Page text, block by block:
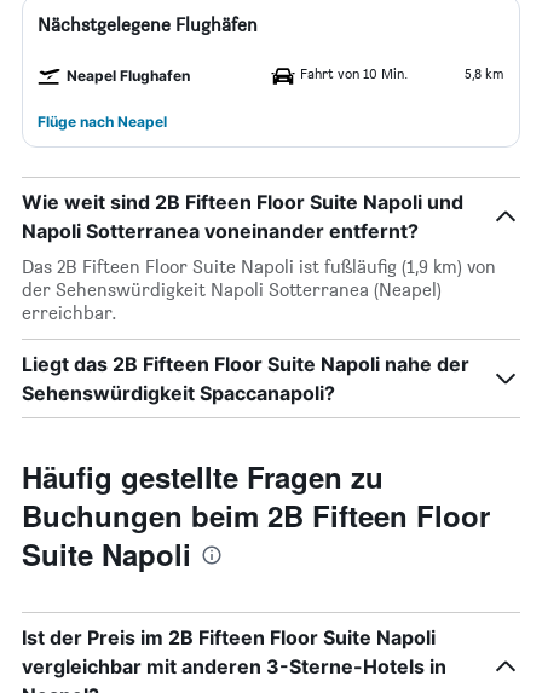
Nächstgelegene Flughäfen
Neapel Flughafen Fahrt von 10 Min. 5,8 km
Flüge nach Neapel
Wie weit sind 2B Fifteen Floor Suite Napoli und
Napoli Sotterranea voneinander entfernt?
Das 2B Fifteen Floor Suite Napoli ist fußläufig (1,9 km) von
der Sehenswürdigkeit Napoli Sotterranea (Neapel)
erreichbar.
Liegt das 2B Fifteen Floor Suite Napoli nahe der
Sehenswürdigkeit Spaccanapoli?
Häufig gestellte Fragen zu
Buchungen beim 2B Fifteen Floor
Suite Napoli
Ist der Preis im 2B Fifteen Floor Suite Napoli
vergleichbar mit anderen 3-Sterne-Hotels in